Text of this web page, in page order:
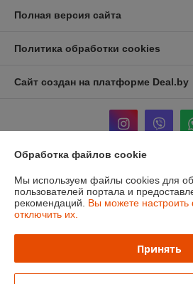
Полная версия сайта
Политика обработки cookies
Сайт создан на платформе Deal.by
Информация для покупателя
Юридическое лицо:ЧТУП «Мечты Киры»
220024, г. Минск, ул. Асаналиева, д.42
Регистрационный номер ЕГР: 191512959
Регистрационный орган: Минский
Обработка файлов cookie
Мы используем файлы cookies для
пользователей портала и
рекомендаций. Вы можете
отключить их.
Принять